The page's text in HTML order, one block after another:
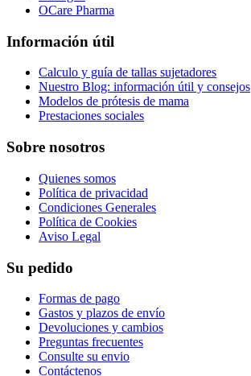
OCare Pharma
Información útil
Calculo y guía de tallas sujetadores
Nuestro Blog: información útil y consejos
Modelos de prótesis de mama
Prestaciones sociales
Sobre nosotros
Quienes somos
Política de privacidad
Condiciones Generales
Política de Cookies
Aviso Legal
Su pedido
Formas de pago
Gastos y plazos de envío
Devoluciones y cambios
Preguntas frecuentes
Consulte su envio
Contáctenos